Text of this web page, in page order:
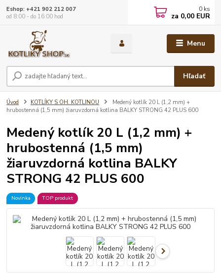
Menu
Hľadať
Eshop: +421 902 212 007
od 8:00 - do 16:00 hod
0 ks
za 0,00 EUR
Úvod KOTLÍKY S OH. KOTLINOU
Medený kotlík 20 L (1,2 mm) +
hrubostenná (1,5 mm) žiaruvzdorná kotlina BALKY STRONG 42 PLUS 600
Medený kotlík 20 L (1,2 mm) +
hrubostenná (1,5 mm)
žiaruvzdorná kotlina BALKY
STRONG 42 PLUS 600
Novinka TOP produkt